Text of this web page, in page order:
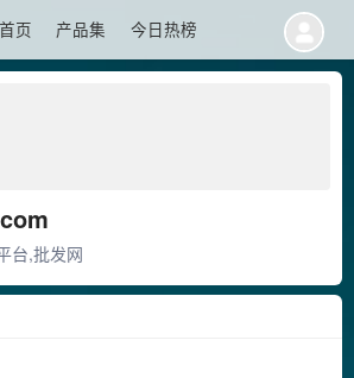
首页 产品集 今日热榜
台,批发网